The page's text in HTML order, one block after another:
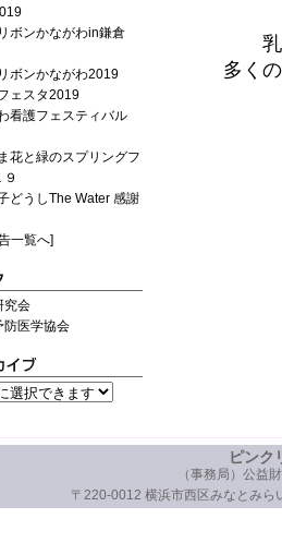
多く
ボンかながわin鎌倉
ボンかながわ2019
ェスタ2019
看護フェスティバル
花と緑のスプリングフ
どうしThe Water 感謝
一覧へ]
究会
防医学協会
ピンク
（事務局）公益
〒220-0012 横浜市西区みなとみ